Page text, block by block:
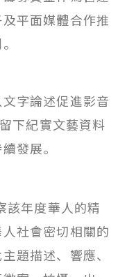
平面媒體合作推
字論述促進影音
下紀實文藝資料
發展。
該年度華人的精
社會密切相關的
題描述、響應、